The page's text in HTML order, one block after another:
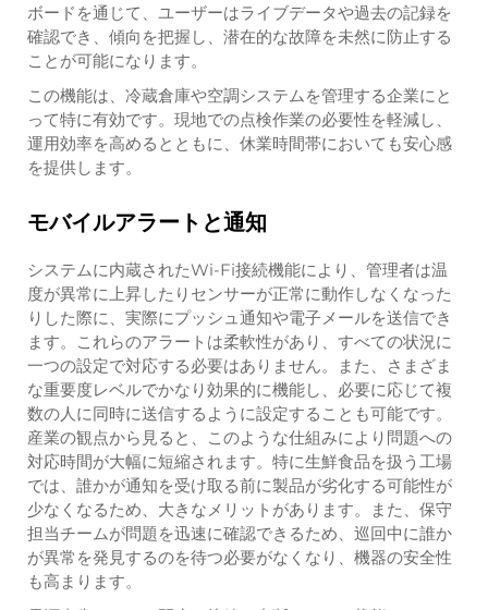
ボードを通じて、ユーザーはライブデータや過去の記録を
確認でき、傾向を把握し、潜在的な故障を未然に防止する
ことが可能になります。
この機能は、冷蔵倉庫や空調システムを管理する企業にと
って特に有効です。現地での点検作業の必要性を軽減し、
運用効率を高めるとともに、休業時間帯においても安心感
を提供します。
モバイルアラートと通知
システムに内蔵されたWi-Fi接続機能により、管理者は温
度が異常に上昇したりセンサーが正常に動作しなくなった
りした際に、実際にプッシュ通知や電子メールを送信でき
ます。これらのアラートは柔軟性があり、すべての状況に
一つの設定で対応する必要はありません。また、さまざま
な重要度レベルでかなり効果的に機能し、必要に応じて複
数の人に同時に送信するように設定することも可能です。
産業の観点から見ると、このような仕組みにより問題への
対応時間が大幅に短縮されます。特に生鮮食品を扱う工場
では、誰かが通知を受け取る前に製品が劣化する可能性が
少なくなるため、大きなメリットがあります。また、保守
担当チームが問題を迅速に確認できるため、巡回中に誰か
が異常を発見するのを待つ必要がなくなり、機器の安全性
も高まります。